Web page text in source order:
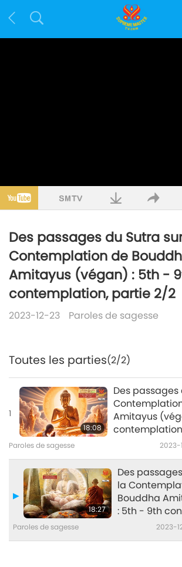
Des passages du Sutra
Contemplation de
Amitayus (végan) : 5th -
contemplation, partie 2/2
2023-12-23 Paroles de sagesse
Toutes les parties(2/2)
1
18:08
Des passages
Amitayus
Paroles de sagesse 2023-
18:27
Des
la
Bouddha
: 5th - 9th
partie 2/2
Paroles de sagesse 2023-